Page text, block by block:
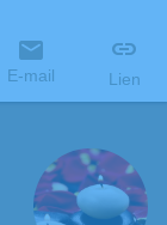
E-mail Lien